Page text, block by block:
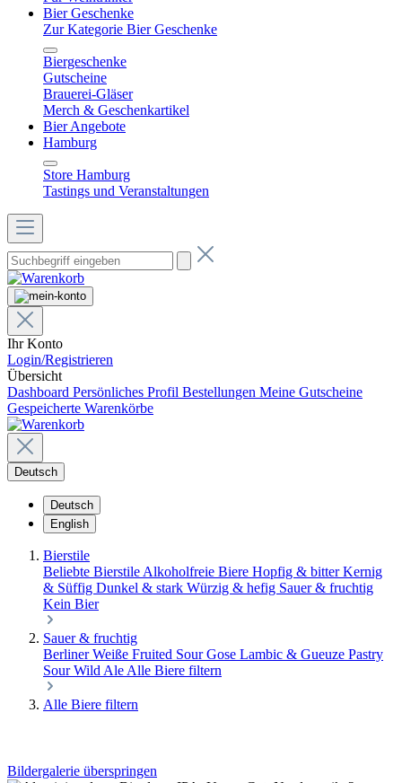
Bier Geschenke
Zur Kategorie Bier Geschenke
Biergeschenke
Gutscheine
Brauerei-Gläser
Merch & Geschenkartikel
Bier Angebote
Hamburg
Store Hamburg
Tastings und Veranstaltungen
Ihr Konto
Login/Registrieren
Übersicht
Dashboard Persönliches Profil Bestellungen Meine Gutscheine
Gespeicherte Warenkörbe
Deutsch
Deutsch
English
Bierstile
Beliebte Bierstile Alkoholfreie Biere Hopfig & bitterKernig
& Süffig Dunkel & stark Würzig & hefig Sauer & fruchtig
Kein Bier
Sauer & fruchtig
Berliner Weiße Fruited SourGose Lambic & Gueuze Pastry
SourWild Ale Alle Biere filtern
Alle Biere filtern
Bildergalerie überspringen